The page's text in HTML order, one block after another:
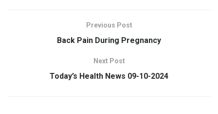
Previous Post
Back Pain During Pregnancy
Next Post
Today’s Health News 09-10-2024